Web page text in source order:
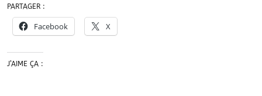
PARTAGER :
Facebook X
J’AIME ÇA :